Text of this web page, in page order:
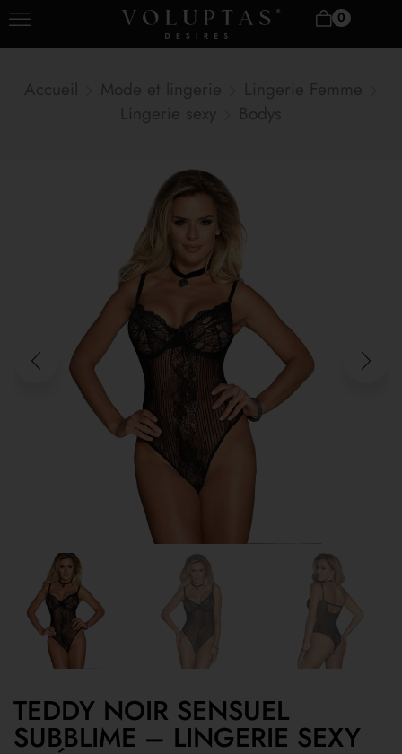
0
TEDDY NOIR SENSUEL
SUBBLIME – LINGERIE SEXY